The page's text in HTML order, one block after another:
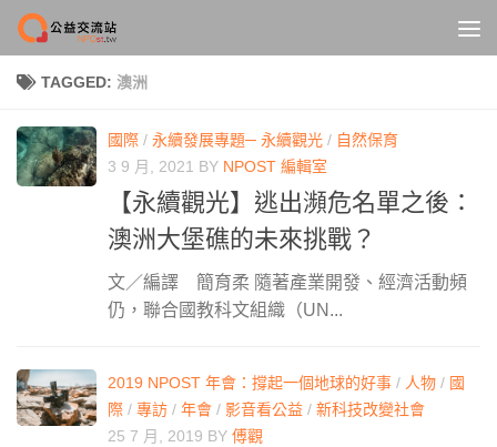
Skip to content
TAGGED: 澳洲
國際 / 永續發展專題─ 永續觀光 / 自然保育
3 9 月, 2021 BY NPOST 編輯室
【永續觀光】逃出瀕危名單之後：
澳洲大堡礁的未來挑戰？
文／編譯 簡育柔 隨著產業開發、經濟活動頻
仍，聯合國教科文組織（UN...
2019 NPOST 年會：撐起一個地球的好事 / 人物 / 國
際 / 專訪 / 年會 / 影音看公益 / 新科技改變社會
25 7 月, 2019 BY 傅觀